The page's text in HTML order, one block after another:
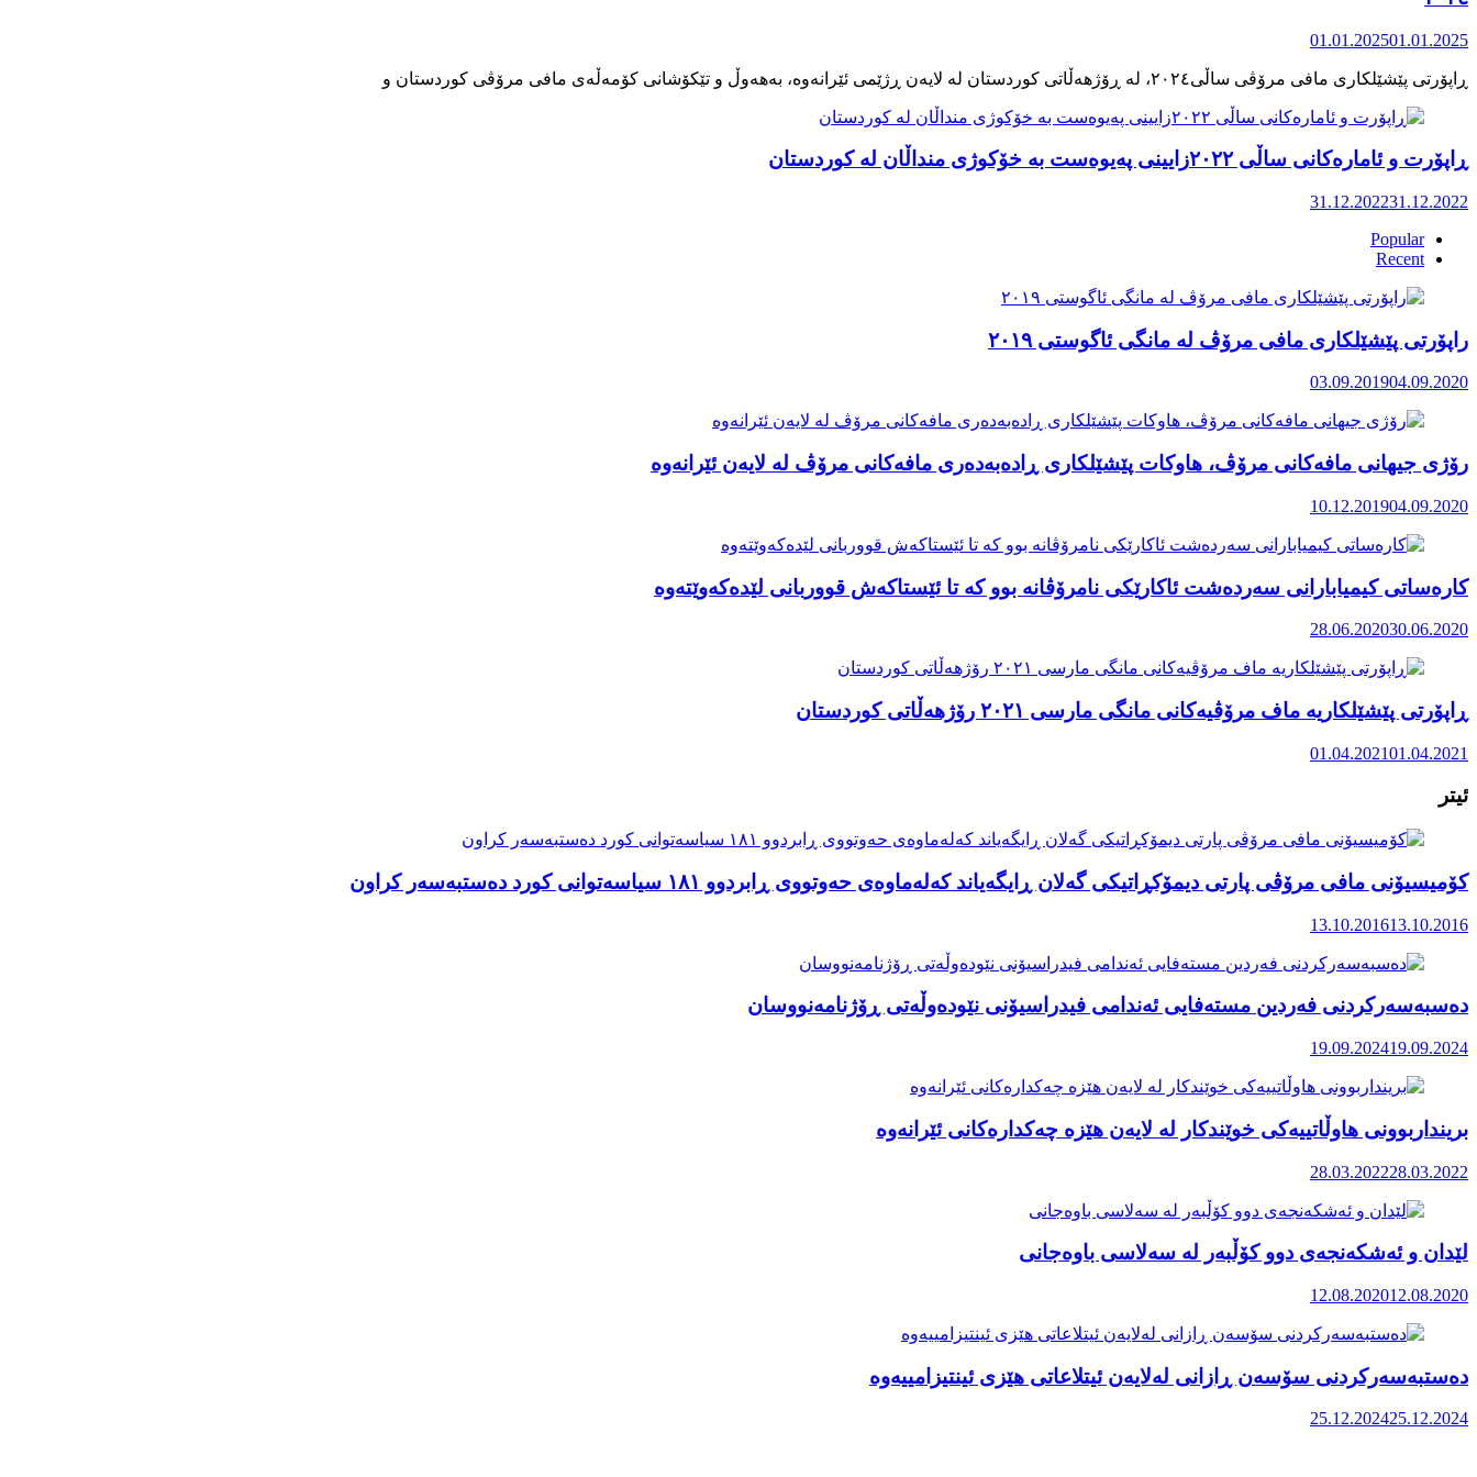
01.01.202501.01.2025
ڕاپۆرت و ئامارەکانی ساڵی ٢٠٢٢زایینی پەیوەست بە خۆکوژی منداڵان لە کوردستان
31.12.202231.12.2022
Popular
Recent
راپۆرتی پێشێلكاری مافی مرۆڤ له‌ مانگی ئاگوستی ٢٠١٩
03.09.201904.09.2020
رۆژی جیهانی مافەکانی مرۆڤ، هاوکات پێشێلکاری ڕادەبەدەری مافەکانی مرۆڤ لە لایەن ئێرانەوە
10.12.201904.09.2020
کارەساتی کیمیابارانی سەردەشت ئاکارێکی نامرۆڤانە بوو کە تا ئێستاکەش قووربانی لێدەکەوێتەوە
28.06.202030.06.2020
ڕاپۆرتی پێشێلکاریە ماف مرۆڤیەکانی مانگی مارسی ٢٠٢١ رۆژهەڵاتی کوردستان
01.04.202101.04.2021
ئیتر
کۆمیسیۆنی مافی مرۆڤی پارتی دیمۆکڕاتیکی گەلان ڕایگەیاند کەلەماوەی حەوتووی ڕابردوو ۱٨۱ سیاسەتوانی کورد دەستبەسەر کراون
13.10.201613.10.2016
دەسبەسەرکردنی فەردین مستەفایی ئەندامی فیدراسیۆنی نێودەوڵەتی ڕۆژنامەنووسان
19.09.202419.09.2024
برینداربوونی هاوڵاتییەکی خوێندکار لە لایەن هێزە چەکدارەکانی ئێرانەوە
28.03.202228.03.2022
لێدان و ئەشکەنجەی دوو کۆڵبەر لە سەلاسی باوەجانی
12.08.202012.08.2020
دەستبەسەرکردنی سۆسەن ڕازانی لەلایەن ئیتلاعاتی هێزی ئینتیزامییەوە
25.12.202425.12.2024